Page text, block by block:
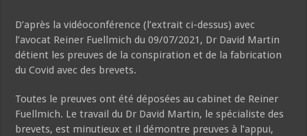
D’après la vidéoconférence (l’extrait ci-dessus) avec
l’avocat Reiner Fuellmich du 09/07/2021, Dr David Martin
détient les preuves de la conspiration et de la fabrication
du Covid avec des brevets.
Toutes le preuves ont été déposées au cabinet de Reiner
Fuellmich. Le travail du Dr David Martin, le spécialiste des
brevets, est minutieux et il démontre preuves à l’appui,